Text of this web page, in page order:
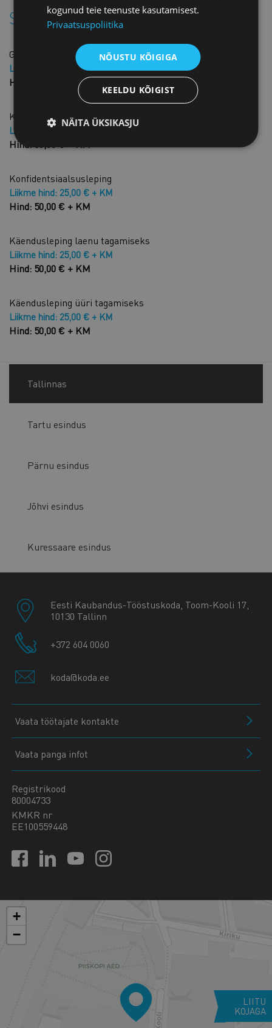
Sarnased tooted
Garantiikiri
Liikme hind: 25,00 € + KM
Hind: 50,00 € + KM
Konfidentsiaalsusleping inglise keeles
Liikme hind: 40,00 € + KM
Hind: 80,00 € + KM
Konfidentsiaalsusleping
Liikme hind: 25,00 € + KM
Hind: 50,00 € + KM
Käendusleping laenu tagamiseks
Liikme hind: 25,00 € + KM
Hind: 50,00 € + KM
Käendusleping üüri tagamiseks
Liikme hind: 25,00 € + KM
Hind: 50,00 € + KM
Tallinnas
Tartu esindus
Pärnu esindus
Jõhvi esindus
Kuressaare esindus
Eesti Kaubandus-Tööstuskoda, Toom-Kooli 17,
10130 Tallinn
+372 604 0060
koda@koda.ee
Vaata töötajate kontakte
Vaata panga infot
Registrikood
80004733
KMKR nr
EE100559448
+
−
LIITU
KOJAGA
kogunud teie teenuste kasutamisest.
Privaatsuspoliitika
NÕUSTU KÕIGIGA
KEELDU KÕIGIST
NÄITA ÜKSIKASJU